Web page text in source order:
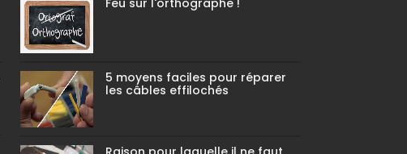
Feu sur l'orthographe !
5 moyens faciles pour réparer
les câbles effilochés